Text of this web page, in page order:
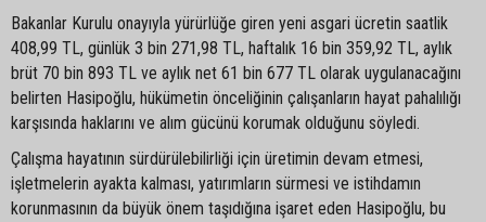
Bakanlar Kurulu onayıyla yürürlüğe giren yeni asgari ücretin saatlik
408,99 TL, günlük 3 bin 271,98 TL, haftalık 16 bin 359,92 TL, aylık
brüt 70 bin 893 TL ve aylık net 61 bin 677 TL olarak uygulanacağını
belirten Hasipoğlu, hükümetin önceliğinin çalışanların hayat pahalılığı
karşısında haklarını ve alım gücünü korumak olduğunu söyledi.
Çalışma hayatının sürdürülebilirliği için üretimin devam etmesi,
işletmelerin ayakta kalması, yatırımların sürmesi ve istihdamın
korunmasının da büyük önem taşıdığına işaret eden Hasipoğlu, bu